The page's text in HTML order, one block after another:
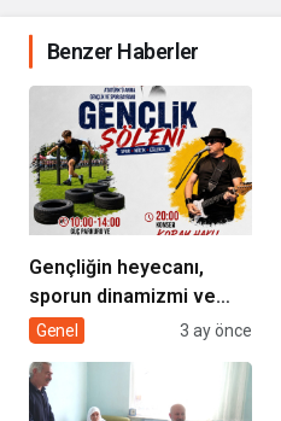
Benzer Haberler
Gençliğin heyecanı,
sporun dinamizmi ve
müziğin coşkusu
geliyor!
Genel 3 ay önce